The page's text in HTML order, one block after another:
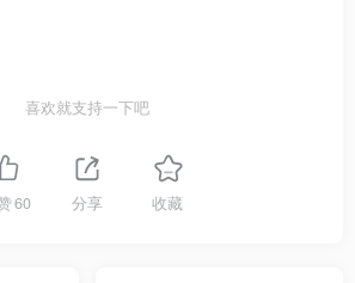
喜欢就支持一下吧
60 分享 收藏